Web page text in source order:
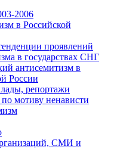
2006
в Российской
проявлений
в государствах СНГ
антисемитизм в
России
репортажи
мотиву ненависти
СМИ и